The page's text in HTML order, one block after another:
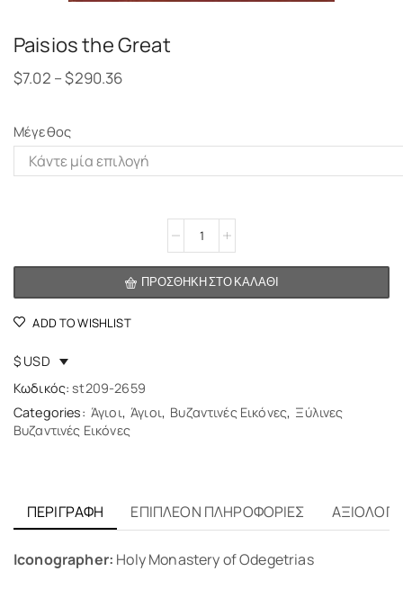
Paisios the Great
$7.02 –$290.36
Μέγεθος
ΠΡΟΣΘΉΚΗ ΣΤΟ ΚΑΛΆΘΙ
ADD TO WISHLIST
$ USD
Κωδικός: st209-2659
Categories: Άγιοι, Άγιοι, Βυζαντινές Εικόνες, Ξύλινες
Βυζαντινές Εικόνες
ΠΕΡΙΓΡΑΦΉ ΕΠΙΠΛΈΟΝ ΠΛΗΡΟΦΟΡΊΕΣ
Iconographer: Holy Monastery of Odegetrias